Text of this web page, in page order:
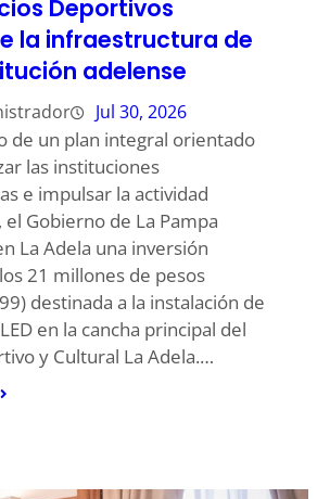
Deportivos
la infraestructura de
adelense
Jul 30, 2026
de un plan integral orientado
las instituciones
e impulsar la actividad
Gobierno de La Pampa
La Adela una inversión
21 millones de pesos
destinada a la instalación de
en la cancha principal del
y Cultural La Adela.…